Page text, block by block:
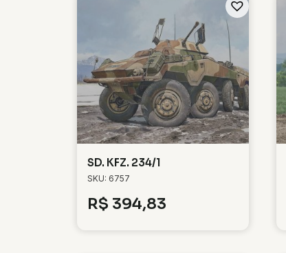
SD. KFZ. 234/1
SKU: 6757
R$ 394,83